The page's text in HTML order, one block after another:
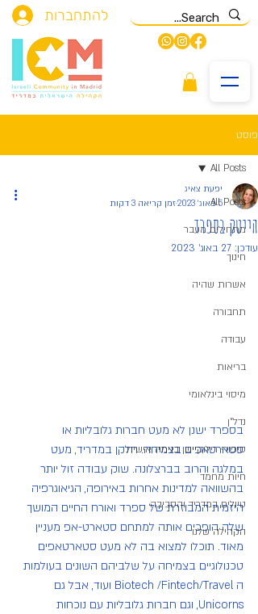
להתחברות
פוסט
All Posts
מתחילים מעבר
חינוך
אשרות שהיה
תחבורה
עבודה
בריאות
מיסוי בינלאומי
נדל"ן
סיפורי רילוקיישן בנימה אישית
חיות מחמד
טיולים במדריד והסביבה
הקהילה שלנו
All Posts
הייטק בספרד
יפעת צאיג
5 באוג׳ 2023
זמן קריאה 3 דקות
עודכן: 27 באוג׳ 2023
בספרד ישנן לא מעט חברות גלובליות או
סטארטאפים בצמיחה. חלקן במדריד, מעט
במלגה והרוב בברצלונה. שוק עבודה זול יותר
בהשוואה למדינות אחרות באירופה, הגיאוגרפיה
היזמית המבוזרת של ספרד ואורח החיים המושך
שלה הופכים אותה למתחם סטארט-אפ מעניין
מאוד. תוכלו למצוא בה לא מעט סטארטאפים
טכנולוגיים בצמיחה על שלביהם השונים בעולמות
ה Biotech /Fintech/Travel ועוד, אבל גם
Unicorns, וגם חברות גלובליות עם נוכחות